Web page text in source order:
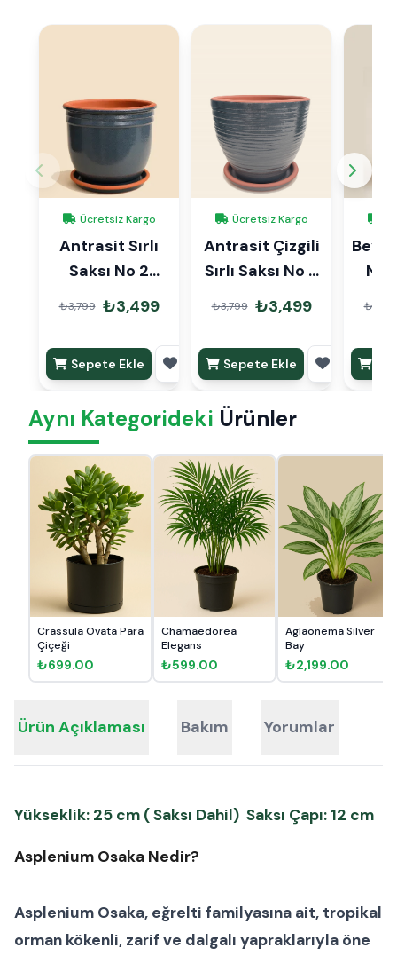
Ücretsiz Kargo
Antrasit Sırlı
Saksı No 2
Ø20cm
₺3,799 ₺3,499
Sepete Ekle
Ücretsiz Kargo
Antrasit Çizgili
Sırlı Saksı No 2
Ø20cm
₺3,799 ₺3,499
Sepete Ekle
No
Aynı Kategorideki Ürünler
Crassula Ovata Para
Çiçeği
₺699.00
Chamaedorea
Elegans
₺599.00
Aglaonema Silver
Bay
₺2,199.00
Ürün Açıklaması Bakım Yorumlar
Yükseklik: 25 cm ( Saksı Dahil) Saksı Çapı: 12 cm
Asplenium Osaka Nedir?
Asplenium Osaka, eğrelti familyasına ait, tropikal
orman kökenli, zarif ve dalgalı yapraklarıyla öne